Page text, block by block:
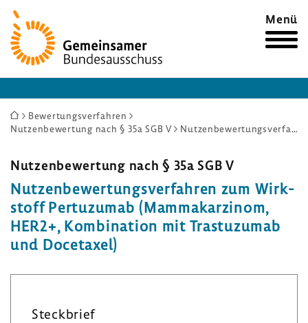
Zur
Startseite
Menü
Sie
sind
Bewertungsverfahren
Nutzenbewertung nach § 35a SGB V
Nutzenbewertungsverfahren zum Wirkstoff Pertuzumab (Mammakarzinom, HER2+, Kombination mit Trastuzumab und Docetaxel)
Nutzen­be­wer­tung nach § 35a SGB V
Nutzen­be­wer­tungs­ver­fahren zum Wirk­
stoff Pertu­zumab (Mamma­kar­zinom,
HER2+, Kombi­na­tion mit Tras­tu­zumab
und Doce­taxel)
Steck­brief